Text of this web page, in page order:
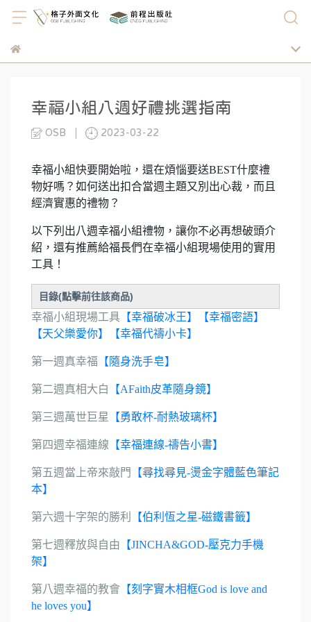
幸福小組八週好禮挑選指南
OSB 2023-03-22
幸福小組快要開始啦，還在煩惱要送BEST什麼禮
物好嗎？ 如何送出扣合當週主題又別出心裁，而且
經濟實惠的禮物？
以下列出八週幸福小組禮物，讓你不必再想破頭介
紹，還有推薦給福長們在幸福小組現場使用的實用
工具！
目錄(點擊前往該商品)
幸福小組現場工具 【幸福破冰王】
【幸福密語】
【天父樂愛你】
【幸福代禱小卡】
第一週真幸福 【隨身洗手皂】
第二週真相大白 【AFaith皮革隨身鏡】
第三週萬世巨星 【勇敢杯-耐熱玻璃杯】
第四週幸福連線 【幸福連線-禱告小書】
第五週當上帝來敲門
【尋找尋見-燙金字體藍色筆記
本】
第六週十字架的勝利 【伯利恆之星-磁鐵書籤】
第七週釋放與自由 【JINCHA&GOD-壓克力手機
架】
第八週幸福的教會 【刻字實木相框God is love and
he loves you】